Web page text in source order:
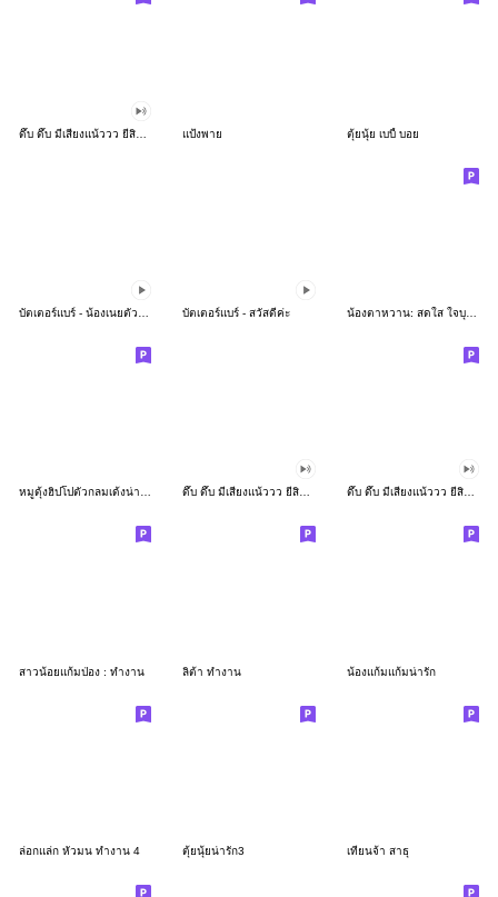
แป้งพาย ตุ้ยนุ้ย เบบี้ บอย
บัตเตอร์แบร์ - สวัสดีค่ะ น้องตาหวาน: สดใส ใจบุญ (สีพาสเทล)
หมูดุ้งฮิปโปตัวกลมเด้งน่ารัก ดึ๊บ ดึ๊บ มีเสียงแน้ววว ยี่สิบเจ็ด ดึ๊บ ดึ๊บ มีเสียงแน้ววว ยี่สิบหก
สาวน้อยแก้มป่อง : ทำงาน ลิต้า ทำงาน น้องแก้มแก้มน่ารัก
ล่อกแล่ก หัวมน ทำงาน 4 ตุ้ยนุ้ยน่ารัก3 เทียนจ้า สาธุ